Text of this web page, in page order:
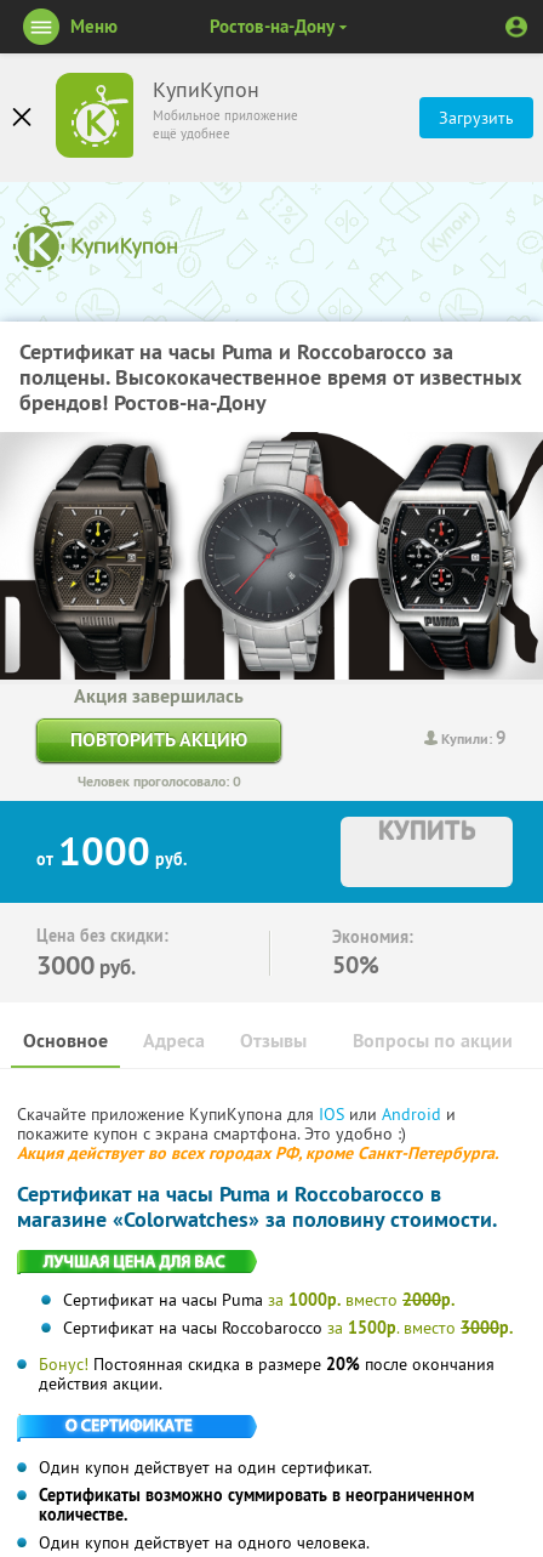
КупиКупон
Мобильное приложение
ещё удобнее
Загрузить
Меню Ростов-на-Дону
Сертификат на часы Puma и Roccobarocco за
полцены. Высококачественное время от известных
брендов! Ростов-на-Дону
Купили:9
Акция завершилась
ПОВТОРИТЬ АКЦИЮ
Человек проголосовало: 0
от 1000 руб.
КУПИТЬ
Цена без скидки:
3000 руб.
Экономия:
50%
Основное Отзывы Вопросы по акции
Адреса
Скачайте приложение КупиКупона для IOS или Android и
покажите купон с экрана смартфона. Это удобно :)
Акция действует во всех городах РФ, кроме Санкт-Петербурга.
Сертификат на часы Puma и Roccobarocco в
магазине «Colorwatches» за половину стоимости.
Сертификат на часы Puma за 1000р. вместо 2000р.
Сертификат на часы Roccobarocco за 1500р. вместо 3000р.
Бонус! Постоянная скидка в размере 20% после окончания
действия акции.
Один купон действует на один сертификат.
Сертификаты возможно суммировать в неограниченном
количестве.
Один купон действует на одного человека.